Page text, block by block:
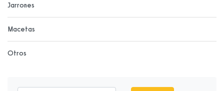
Jarrones
Macetas
Otros